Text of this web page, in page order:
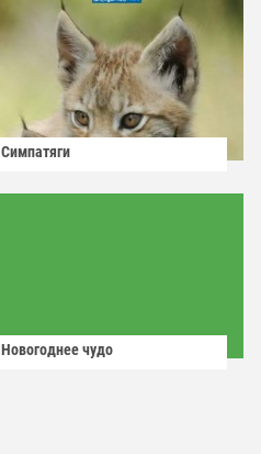
Симпатяги
Новогоднее чудо